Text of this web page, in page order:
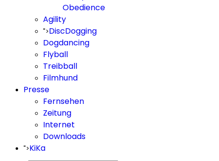
Obedience
Agility
">DiscDogging
Dogdancing
Flyball
Treibball
Filmhund
Presse
Fernsehen
Zeitung
Internet
Downloads
">KiKa